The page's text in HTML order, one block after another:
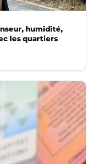
humidité,
les quartiers